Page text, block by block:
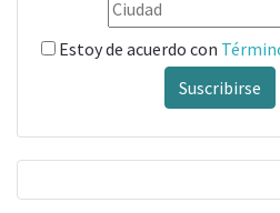
Estoy de acuerdo con
Suscribirse